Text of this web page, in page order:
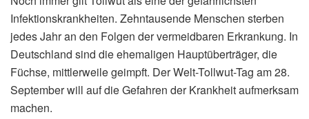
Infektionskrankheiten. Zehntausende Menschen sterben
jedes Jahr an den Folgen der vermeidbaren Erkrankung. In
Deutschland sind die ehemaligen Hauptüberträger, die
Füchse, mittlerweile geimpft. Der Welt-Tollwut-Tag am 28.
September will auf die Gefahren der Krankheit aufmerksam
machen.